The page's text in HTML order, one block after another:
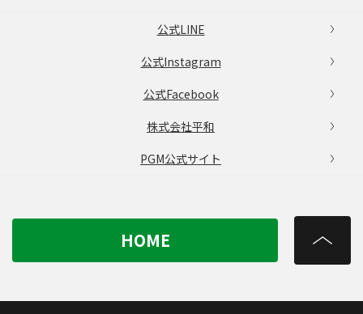
公式LINE
公式Instagram
公式Facebook
株式会社平和
PGM公式サイト
HOME